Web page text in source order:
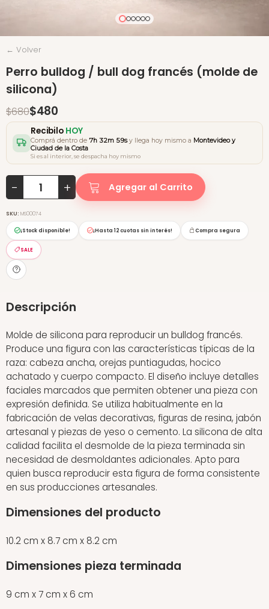
← Volver
Perro bulldog / bull dog francés (molde de
silicona)
$680$480
Recibilo HOY
Comprá dentro de 7h 32m 59sy llega hoy mismo a Montevideo y
Ciudad de la Costa
Si es al interior, se despacha hoy mismo
- + Agregar al Carrito
SKU: MS00074
¡Stock disponible! ¡Hasta 12 cuotas sin interés! Compra segura
SALE
Descripción
Molde de silicona para reproducir un bulldog francés.
Produce una figura con las características típicas de la
raza: cabeza ancha, orejas puntiagudas, hocico
achatado y cuerpo compacto. El diseño incluye detalles
faciales marcados que permiten obtener una pieza con
expresión definida. Se utiliza habitualmente en la
fabricación de velas decorativas, figuras de resina, jabón
artesanal y piezas de yeso o cemento. La silicona de alta
calidad facilita el desmolde de la pieza terminada sin
necesidad de desmoldantes adicionales. Apto para
quien busca reproducir esta figura de forma consistente
en sus producciones artesanales.
Dimensiones del producto
10.2 cm x 8.7 cm x 8.2 cm
Dimensiones pieza terminada
9 cm x 7 cm x 6 cm